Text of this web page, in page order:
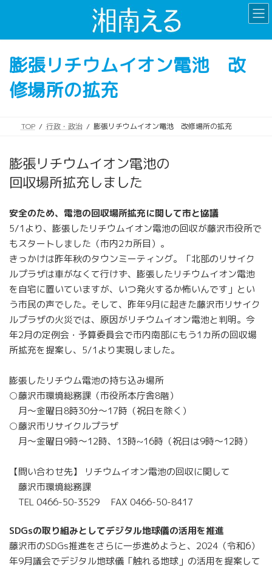
膨張リチウムイオン電池 改
修場所の拡充
TOP 行政・政治 膨張リチウムイオン電池 改修場所の拡充
膨張リチウムイオン電池の
回収場所拡充しました
安全のため、電池の回収場所拡充に関して市と協議
5/1より、膨張したリチウムイオン電池の回収が藤沢市役所で
もスタートしました（市内2カ所目）。
きっかけは昨年秋のタウンミーティング。「北部のリサイク
ルプラザは車がなくて行けず、膨張したリチウムイオン電池
を自宅に置いていますが、いつ発火するか怖いんです」とい
う市民の声でした。そして、昨年9月に起きた藤沢市リサイク
ルプラザの火災では、原因がリチウムイオン電池と判明。今
年2月の定例会・予算委員会で市内南部にもう1カ所の回収場
所拡充を提案し、5/1より実現しました。
膨張したリチウム電池の持ち込み場所
○藤沢市環境総務課（市役所本庁舎8階）
月〜金曜日8時30分〜17時（祝日を除く）
○藤沢市リサイクルプラザ
月〜金曜日9時〜12時、13時~16時（祝日は9時〜12時）
【問い合わせ先】 リチウムイオン電池の回収に関して
藤沢市環境総務課
TEL 0466-50-3529 FAX 0466-50-8417
SDGsの取り組みとしてデジタル地球儀の活用を推進
藤沢市のSDGs推進をさらに一歩進めようと、2024（令和6）
年9月議会でデジタル地球儀「触れる地球」の活用を提案して